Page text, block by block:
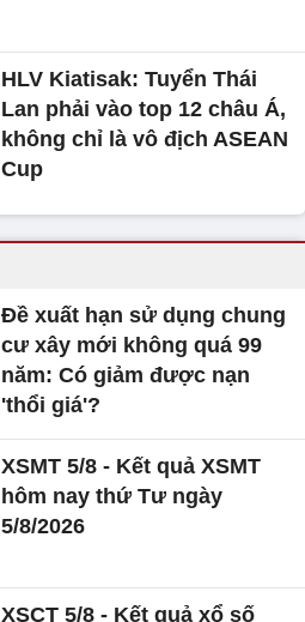
HLV Kiatisak: Tuyển Thái
Lan phải vào top 12 châu Á,
không chỉ là vô địch ASEAN
Cup
Đề xuất hạn sử dụng chung
cư xây mới không quá 99
năm: Có giảm được nạn
'thổi giá'?
XSMT 5/8 - Kết quả XSMT
hôm nay thứ Tư ngày
5/8/2026
XSCT 5/8 - Kết quả xổ số